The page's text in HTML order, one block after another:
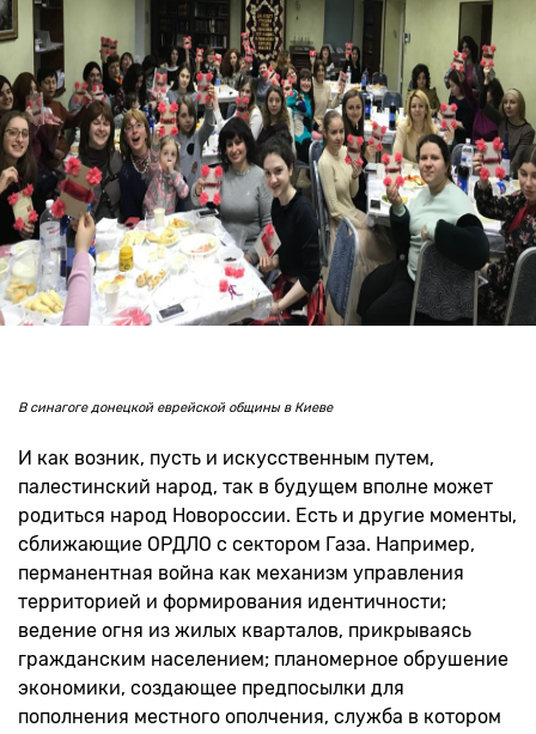
В синагоге донецкой еврейской общины в Киеве
И как возник, пусть и искусственным путем,
палестинский народ, так в будущем вполне может
родиться народ Новороссии. Есть и другие моменты,
сближающие ОРДЛО с сектором Газа. Например,
перманентная война как механизм управления
территорией и формирования идентичности;
ведение огня из жилых кварталов, прикрываясь
гражданским населением; планомерное обрушение
экономики, создающее предпосылки для
пополнения местного ополчения, служба в котором